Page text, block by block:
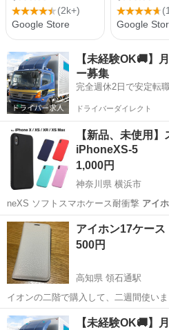
【未経験OK🚚】
ー募集
完全週休2日で安定転
ドライバーダイレクト
【新品、未使用
iPhoneXS-5
1,000円
神奈川県 横浜市
neXS ソフトスマホケース耐衝撃 アイ
購…
神奈川 横浜市 携帯アクセサリー
アイホン17ケース
500円
高知県 領石通駅
イオンの二階で購入して、二週間使い
高知 高知市 領石通駅 その他
【未経験OK🚚】